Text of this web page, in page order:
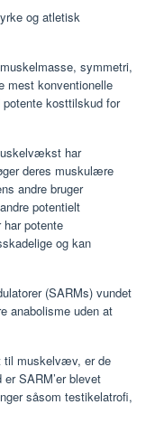
og atletisk
symmetri,
mest konventionelle
kosttilskud for
har
deres muskulære
andre bruger
potentielt
potente
og kan
(SARMs) vundet
anabolisme uden at
til muskelvæv, er de
SARM’er blevet
såsom testikelatrofi,